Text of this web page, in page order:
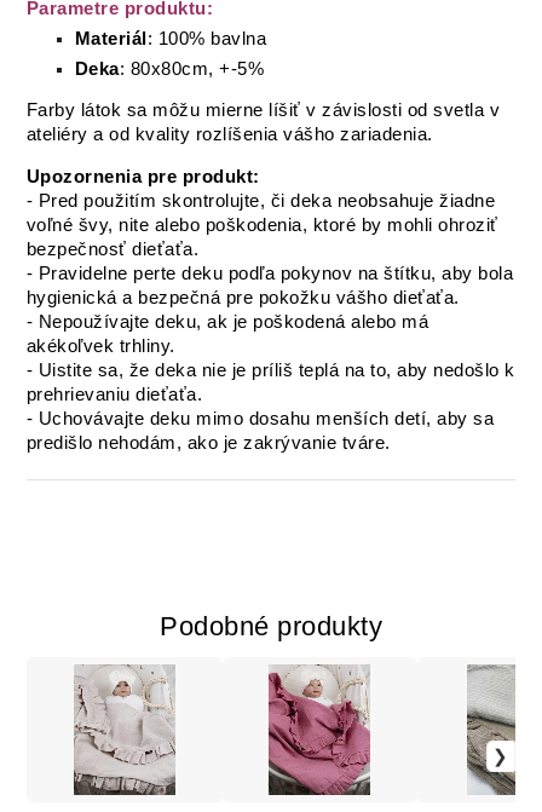
Parametre produktu:
Materiál: 100% bavlna
Deka: 80x80cm, +-5%
Farby látok sa môžu mierne líšiť v závislosti od svetla v
ateliéry a od kvality rozlíšenia vášho zariadenia.
Upozornenia pre produkt:
- Pred použitím skontrolujte, či deka neobsahuje žiadne
voľné švy, nite alebo poškodenia, ktoré by mohli ohroziť
bezpečnosť dieťaťa.
- Pravidelne perte deku podľa pokynov na štítku, aby bola
hygienická a bezpečná pre pokožku vášho dieťaťa.
- Nepoužívajte deku, ak je poškodená alebo má
akékoľvek trhliny.
- Uistite sa, že deka nie je príliš teplá na to, aby nedošlo k
prehrievaniu dieťaťa.
- Uchovávajte deku mimo dosahu menších detí, aby sa
predišlo nehodám, ako je zakrývanie tváre.
Podobné produkty